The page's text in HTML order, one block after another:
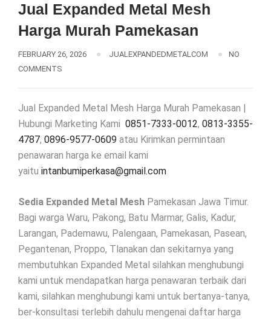
Jual Expanded Metal Mesh
Harga Murah Pamekasan
FEBRUARY 26, 2026 JUALEXPANDEDMETALCOM
NO
COMMENTS
Jual Expanded Metal Mesh Harga Murah Pamekasan |
Hubungi Marketing Kami 0851-7333-0012, 0813-3355-
4787, 0896-9577-0609 atau Kirimkan permintaan
penawaran harga ke email kami
yaitu intanbumiperkasa@gmail.com
Sedia Expanded Metal Mesh Pamekasan Jawa Timur.
Bagi warga Waru, Pakong, Batu Marmar, Galis, Kadur,
Larangan, Pademawu, Palengaan, Pamekasan, Pasean,
Pegantenan, Proppo, Tlanakan dan sekitarnya yang
membutuhkan Expanded Metal silahkan menghubungi
kami untuk mendapatkan harga penawaran terbaik dari
kami, silahkan menghubungi kami untuk bertanya-tanya,
ber-konsultasi terlebih dahulu mengenai daftar harga